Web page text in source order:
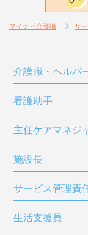
マイナビ介護職 サ
介護職・ヘルパ
看護助手
主任ケアマネジ
施設長
サービス管理責
生活支援員